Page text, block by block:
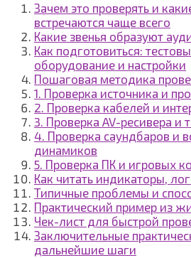
Зачем это проверять и
встречаются чаще всего
Какие звенья образуют
Как подготовиться:
оборудование и настройки
Пошаговая методика
1. Проверка источника и
2. Проверка кабелей и
3. Проверка AV-ресивера и
4. Проверка саундбаров и
динамиков
5. Проверка ПК и игровых
Как читать индикаторы,
Типичные проблемы и
Практический пример из
Чек-лист для быстрой
Заключительные
дальнейшие шаги